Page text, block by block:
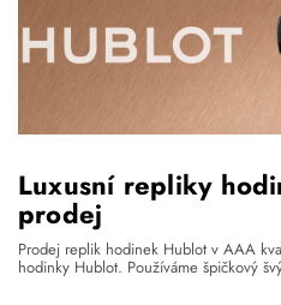
Luxusní repliky
prodej
Prodej replik hodinek Hublot v AAA
hodinky Hublot. Používáme špičkový